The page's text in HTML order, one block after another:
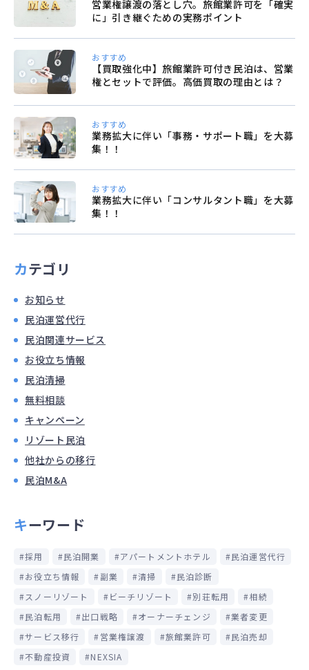
営業権譲渡の落とし穴。旅館業許可を「確実
に」引き継ぐための実務ポイント
おすすめ
【買取強化中】旅館業許可付き民泊は、営業
権とセットで評価。高価買取の理由とは？
おすすめ
業務拡大に伴い「事務・サポート職」を大募
集！！
おすすめ
業務拡大に伴い「コンサルタント職」を大募
集！！
カテゴリ
お知らせ
民泊運営代行
民泊関連サービス
お役立ち情報
民泊清掃
無料相談
キャンペーン
リゾート民泊
他社からの移行
民泊M&A
キーワード
採用 民泊開業 アパートメントホテル
民泊運営代行
お役立ち情報
副業 清掃
民泊診断
スノーリゾート
ビーチリゾート 別荘転用
相続
民泊転用
出口戦略 オーナーチェンジ
業者変更
サービス移行
営業権譲渡 旅館業許可
民泊売却
不動産投資
NEXSIA